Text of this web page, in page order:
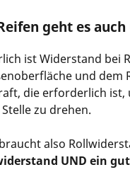
geht es
ist Widerstand bei
und dem
die erforderlich ist,
zu drehen.
also
UND ein